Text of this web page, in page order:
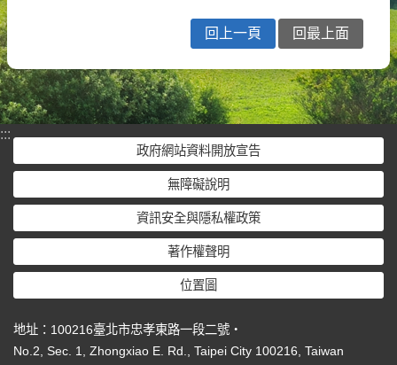
回上一頁 回最上面
:::
政府網站資料開放宣告
無障礙說明
資訊安全與隱私權政策
著作權聲明
位置圖
地址：100216臺北市忠孝東路一段二號‧
No.2, Sec. 1, Zhongxiao E. Rd., Taipei City 100216, Taiwan